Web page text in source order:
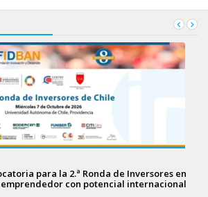
para la 2.ª Ronda de Inversores en
emprendedor con potencial internacional